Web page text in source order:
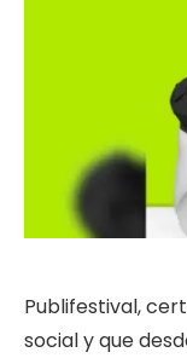
Publifestival,
social y que